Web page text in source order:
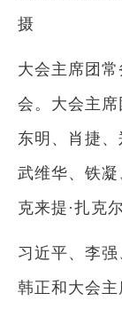
摄
大会主席团
会。大会主
东明、肖捷、
武维华、铁
克来提·扎克
习近平、李强
韩正和大会主